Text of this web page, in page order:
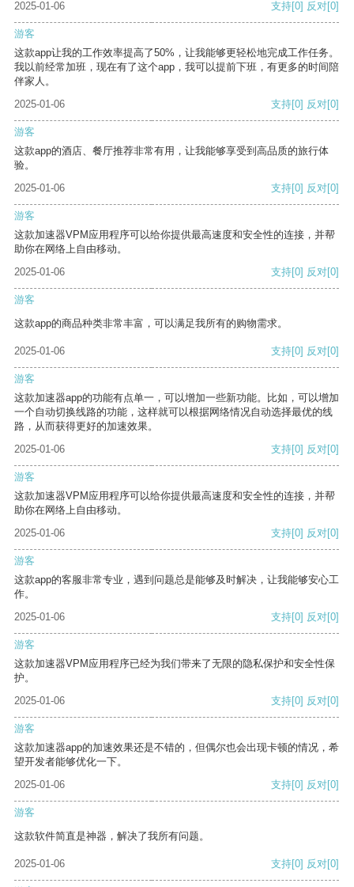
2025-01-06
支持[0] 反对[0]
游客
这款app让我的工作效率提高了50%，让我能够更轻松地完成工作任务。
我以前经常加班，现在有了这个app，我可以提前下班，有更多的时间陪
伴家人。
2025-01-06
支持[0] 反对[0]
游客
这款app的酒店、餐厅推荐非常有用，让我能够享受到高品质的旅行体
验。
2025-01-06
支持[0] 反对[0]
游客
这款加速器VPM应用程序可以给你提供最高速度和安全性的连接，并帮
助你在网络上自由移动。
2025-01-06
支持[0] 反对[0]
游客
这款app的商品种类非常丰富，可以满足我所有的购物需求。
2025-01-06 支持[0] 反对[0]
游客
这款加速器app的功能有点单一，可以增加一些新功能。比如，可以增加
一个自动切换线路的功能，这样就可以根据网络情况自动选择最优的线
路，从而获得更好的加速效果。
2025-01-06
支持[0] 反对[0]
游客
这款加速器VPM应用程序可以给你提供最高速度和安全性的连接，并帮
助你在网络上自由移动。
2025-01-06
支持[0] 反对[0]
游客
这款app的客服非常专业，遇到问题总是能够及时解决，让我能够安心工
作。
2025-01-06
支持[0] 反对[0]
游客
这款加速器VPM应用程序已经为我们带来了无限的隐私保护和安全性保
护。
2025-01-06
支持[0] 反对[0]
游客
这款加速器app的加速效果还是不错的，但偶尔也会出现卡顿的情况，希
望开发者能够优化一下。
2025-01-06
支持[0] 反对[0]
游客
这款软件简直是神器，解决了我所有问题。
2025-01-06 支持[0] 反对[0]